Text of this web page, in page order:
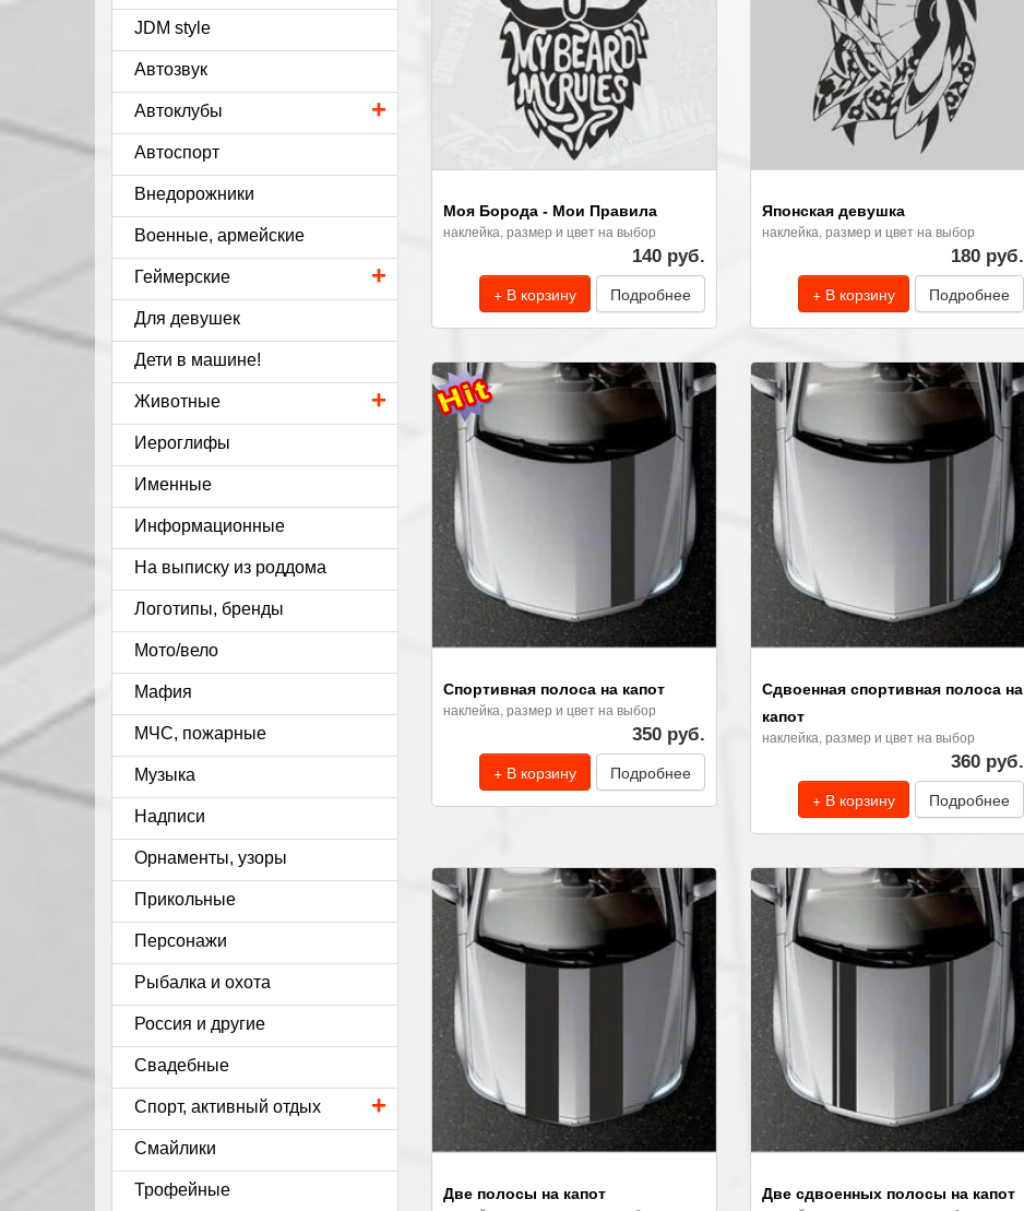
Моя Борода - Мои Правила
наклейка, размер и цвет на выбор
140 руб.
+ В корзину Подробнее
Японская девушка
наклейка, размер и цвет на выбор
180 руб.
+ В корзину Подробнее
Спортивная полоса на капот
наклейка, размер и цвет на выбор
350 руб.
+ В корзину Подробнее
Сдвоенная спортивная полоса на
капот
наклейка, размер и цвет на выбор
360 руб.
+ В корзину Подробнее
Две полосы на капот Две сдвоенных полосы на капот
JDM style
Автозвук
+
Автоклубы
Автоспорт
Внедорожники
Военные, армейские
+
Геймерские
Для девушек
Дети в машине!
+
Животные
Иероглифы
Именные
Информационные
На выписку из роддома
Логотипы, бренды
Мото/вело
Мафия
МЧС, пожарные
Музыка
Надписи
Орнаменты, узоры
Прикольные
Персонажи
Рыбалка и охота
Россия и другие
Свадебные
+
Спорт, активный отдых
Смайлики
Трофейные